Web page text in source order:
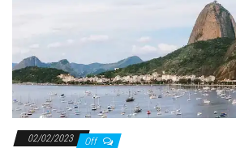
02/02/2023 Off